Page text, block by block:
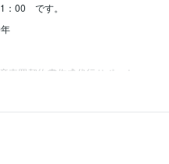
00　です。
売買契約書作成代行サポート